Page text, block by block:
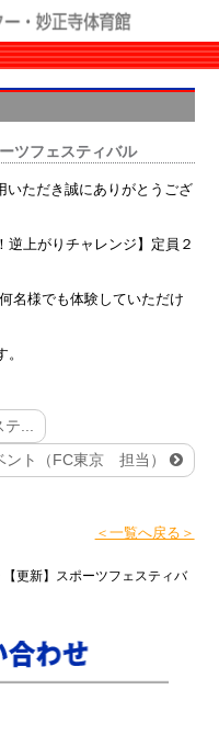
ツフェスティバル
いただき誠にありがとうござ
逆上がりチャレンジ】定員２
名様でも体験していただけ
...
ント（FC東京 担当）
＜一覧へ戻る＞
【更新】スポーツフェスティバ